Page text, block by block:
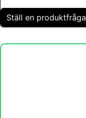
Ställ en produktfråga
Fråga oss något